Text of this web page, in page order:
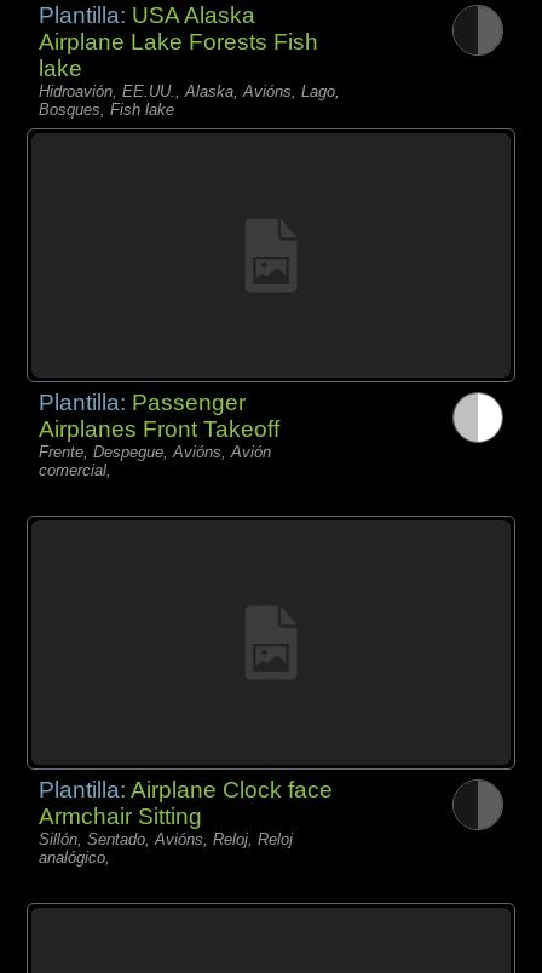
Plantilla: USA Alaska
Airplane Lake Forests Fish
lake
Hidroavión, EE.UU., Alaska, Avións, Lago,
Bosques, Fish lake
Plantilla: Passenger
Airplanes Front Takeoff
Frente, Despegue, Avións, Avión
comercial,
Plantilla:Airplane Clock face
Armchair Sitting
Sillón, Sentado, Avións, Reloj, Reloj
analógico,